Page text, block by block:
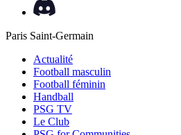
Paris Saint-Germain
Actualité
Football masculin
Football féminin
Handball
PSG TV
Le Club